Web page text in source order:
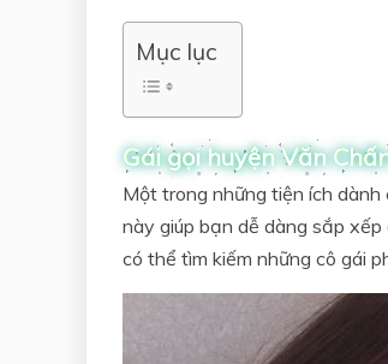
Mục lục
Gái gọi huyện Văn
Một trong những tiện ích dành
này giúp bạn dễ dàng sắp
có thể tìm kiếm những cô gái